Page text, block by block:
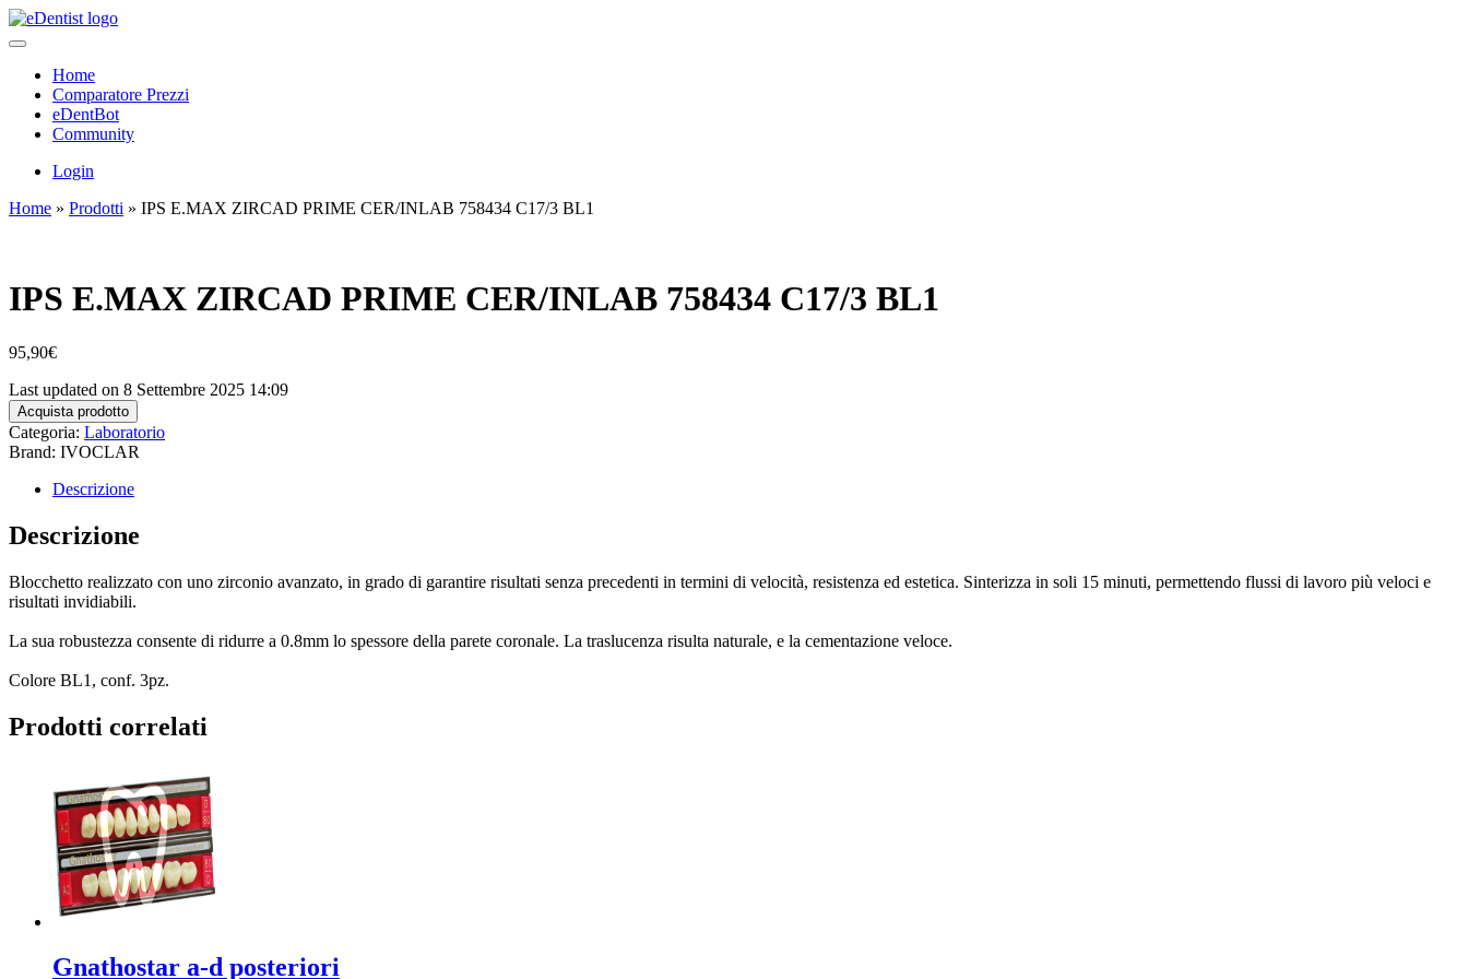
Home
Comparatore Prezzi
eDentBot
Community
Login
Home » Prodotti » IPS E.MAX ZIRCAD PRIME CER/INLAB 758434 C17/3 BL1
IPS E.MAX ZIRCAD PRIME CER/INLAB 758434 C17/3 BL1
95,90€
Last updated on 8 Settembre 2025 14:09
Acquista prodotto
Categoria: Laboratorio
Brand: IVOCLAR
Descrizione
Descrizione
Blocchetto realizzato con uno zirconio avanzato, in grado di garantire risultati senza precedenti in termini di velocità, resistenza ed estetica. Sinterizza in soli 15 minuti, permettendo flussi di lavoro più veloci e
risultati invidiabili.
La sua robustezza consente di ridurre a 0.8mm lo spessore della parete coronale. La traslucenza risulta naturale, e la cementazione veloce.
Colore BL1, conf. 3pz.
Prodotti correlati
Gnathostar a-d posteriori